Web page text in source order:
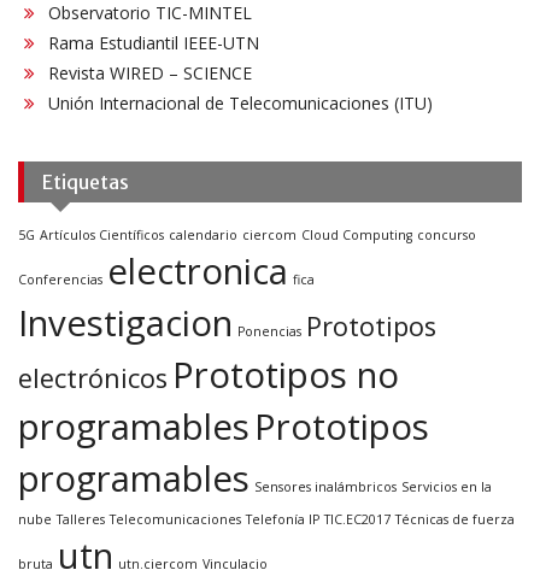
Observatorio TIC-MINTEL
Rama Estudiantil IEEE-UTN
Revista WIRED – SCIENCE
Unión Internacional de Telecomunicaciones (ITU)
Etiquetas
5G Artículos Científicos calendario ciercom Cloud Computing concurso
Conferencias electronica fica
Investigacion Ponencias Prototipos
electrónicos Prototipos no
programables Prototipos
programables Sensores inalámbricos Servicios en la
nube Talleres Telecomunicaciones Telefonía IP TIC.EC2017 Técnicas de fuerza
bruta utn utn.ciercom Vinculacio